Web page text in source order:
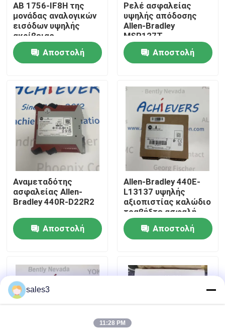
Σπίτι
Σχετικά με εμάς
Επισκεψή εργοστασίου
Επικοινωνήστε μαζί μας
Ειδήσεις
Ζητήστε μια προσφορά
Προϊόντα ALLEN BRADLEY PLC
ΠΕΡΠΕΡΛΙΚΗ ΦΟΥΚΗ Απομονωμένο φράγμα
AB 1756-IF8H της
μονάδας αναλογικών
εισόδων υψηλής
ακρίβειας
Αποστολή
Ρελέ ασφαλείας
υψηλής απόδοσης
Allen-Bradley
MSR127T
Αποστολή
Αναμεταδότης
ασφαλείας Allen-
Bradley 440R-D22R2
Αποστολή
Allen-Bradley 440E-
L13137 υψηλής
αξιοπιστίας καλώδιο
τραβήξτε ασφαλή
διακόπτη που ανήκει
Αποστολή
sales3
11:28 PM